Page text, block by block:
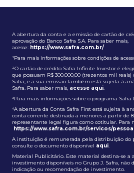
A abertura da conta e a emissão de cartão de
aprovação do Banco Safra S.A. Para saber mais,
acesse: https://www.safra.com.br/
¹Para mais informações sobre condições de
²O cartão de crédito Safra Infinite Investor é
que possuam R$ 300.000,00 (trezentos mil
Safra, e a sua emissão também está sujeita à
Safra. Para saber mais, acesse aqui.
³Para mais informações sobre o programa Safra
⁴A abertura da Conta Safra First está sujeita à
conta corrente destinada a menores a partir de
representante legal figura como cotitular. Para
https://www.safra.com.br/servicos/
A instituição é remunerada pela distribuição do
consulte o documento disponível aqui.
Material Publicitário. Este material destina-se a
investimento disponíveis no Grupo J. Safra, não
indicação ou recomendação de investimento.